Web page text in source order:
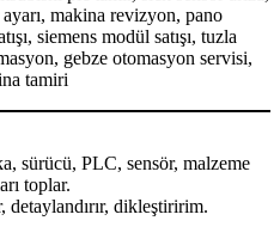
makina revizyon, pano
siemens modül satışı, tuzla
gebze otomasyon servisi,
tamiri
sürücü, PLC, sensör, malzeme
toplar.
detaylandırır, dikleştiririm.